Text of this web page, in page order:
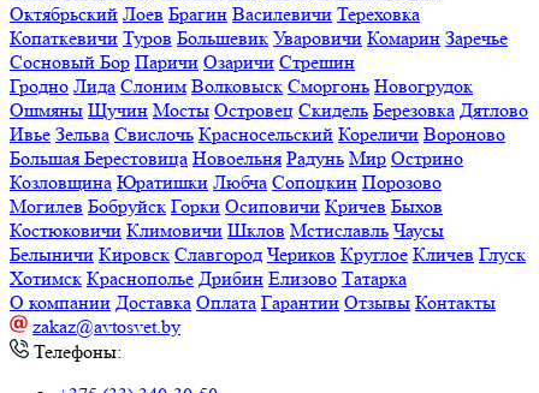
Паричи Озаричи Стрешин
Гродно Лида Слоним Волковыск Сморгонь Новогрудок
Ошмяны Щучин Мосты Островец Скидель Березовка
Ивье Зельва Свислочь Красносельский Кореличи Вороново
Большая Берестовица Новоельня Радунь Мир Острино
Козловщина Юратишки Любча Сопоцкин Порозово
Могилев Бобруйск Горки Осиповичи Кричев Быхов
Костюковичи Климовичи Шклов Мстиславль Чаусы Белыничи
Кировск Славгород Чериков Круглое Кличев Глуск Хотимск
Краснополье Дрибин Елизово Татарка
О компании Доставка Оплата Гарантии Отзывы Контакты
zakaz@avtosvet.by
Телефоны:
+375 (33) 340-30-50